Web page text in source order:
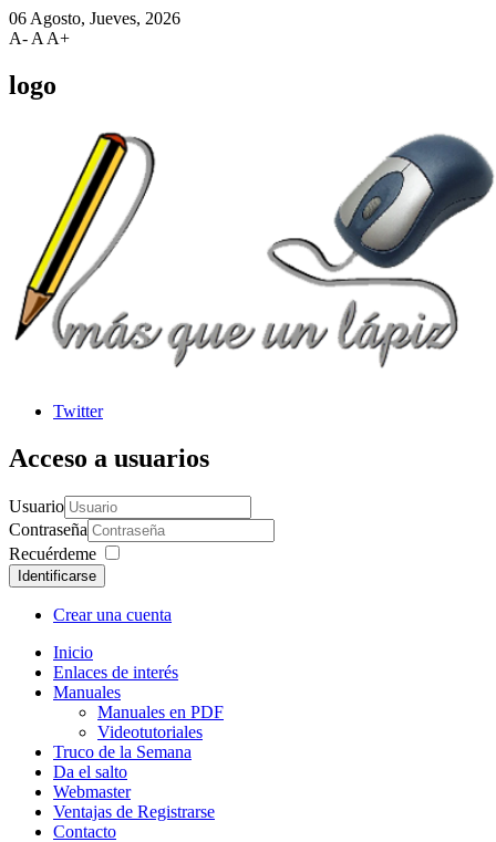
06 Agosto, Jueves, 2026
A- A A+
logo
Twitter
Acceso a usuarios
Usuario
Contraseña
Recuérdeme
Identificarse
Crear una cuenta
Inicio
Enlaces de interés
Manuales
Manuales en PDF
Videotutoriales
Truco de la Semana
Da el salto
Webmaster
Ventajas de Registrarse
Contacto